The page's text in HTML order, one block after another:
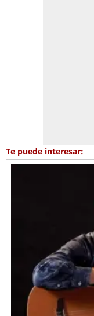
Te puede interesar: